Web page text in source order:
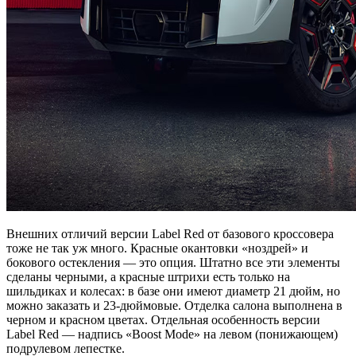
Внешних отличий версии Label Red от базового кроссовера
тоже не так уж много. Красные окантовки «ноздрей» и
бокового остекления — это опция. Штатно все эти элементы
сделаны черными, а красные штрихи есть только на
шильдиках и колесах: в базе они имеют диаметр 21 дюйм, но
можно заказать и 23-дюймовые. Отделка салона выполнена в
черном и красном цветах. Отдельная особенность версии
Label Red — надпись «Boost Mode» на левом (понижающем)
подрулевом лепестке.